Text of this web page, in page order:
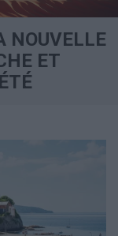
NOUVELLE
ET